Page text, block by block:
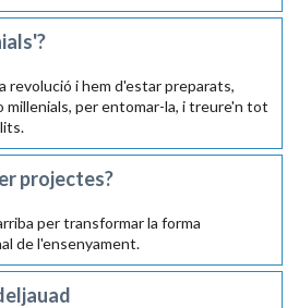
revolució i hem d'estar preparats,
millenials, per entomar-la, i treure'n tot
projectes?
per transformar la forma
de l'ensenyament.